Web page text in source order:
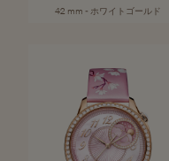
42 mm - ホワイトゴールド